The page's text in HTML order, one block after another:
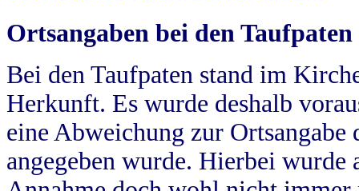
Ortsangaben bei den Taufpaten
Bei den Taufpaten stand im
Herkunft. Es wurde deshalb
eine Abweichung zur
angegeben wurde. Hierbei wurde